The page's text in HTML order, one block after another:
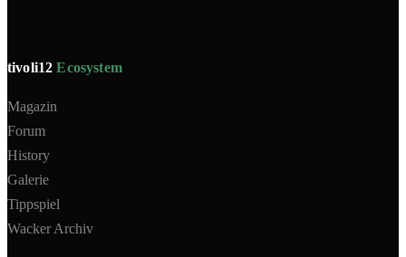
tivoli12Ecosystem
Magazin
Forum
History
Galerie
Tippspiel
Wacker Archiv